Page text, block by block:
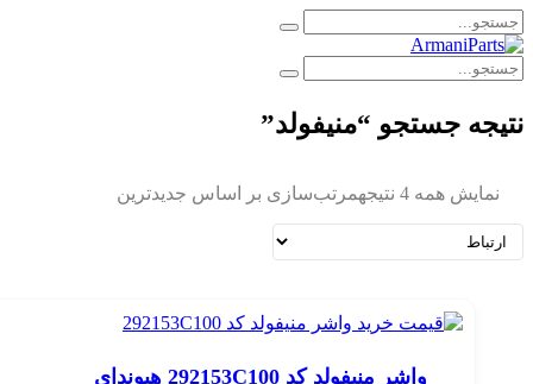
جستجو “منیفولد”
نمایش همه 4 نتیجه مرتب‌سازی بر اساس جدیدترین
واشر منیفولد کد 292153C100 هیوندای